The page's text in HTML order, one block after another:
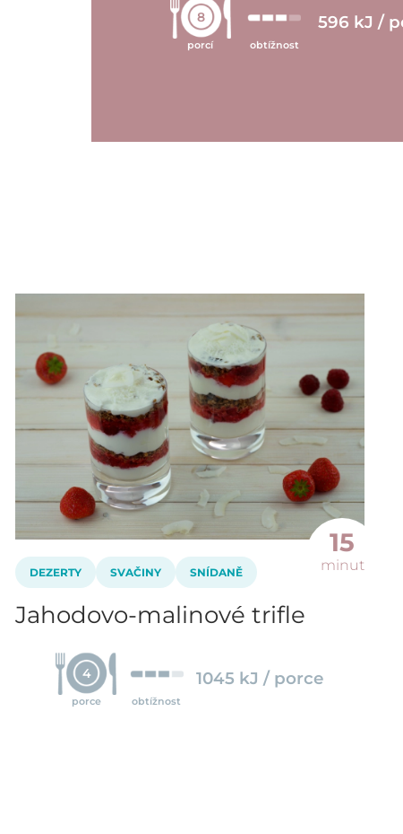
8
porcí obtížnost
596 kJ /
15
minut
DEZERTY SVAČINY SNÍDANĚ
Jahodovo-malinové trifle
4
porce obtížnost
1045 kJ / porce